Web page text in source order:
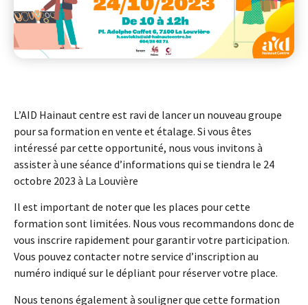
L’AID Hainaut centre est ravi de lancer un nouveau groupe
pour sa formation en vente et étalage. Si vous êtes
intéressé par cette opportunité, nous vous invitons à
assister à une séance d’informations qui se tiendra le 24
octobre 2023 à La Louvière
Il est important de noter que les places pour cette
formation sont limitées. Nous vous recommandons donc de
vous inscrire rapidement pour garantir votre participation.
Vous pouvez contacter notre service d’inscription au
numéro indiqué sur le dépliant pour réserver votre place.
Nous tenons également à souligner que cette formation